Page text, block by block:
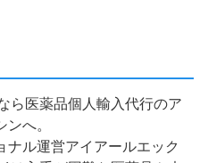
ら医薬品個人輸入代行のア
へ。
ナル運営アイアールエック